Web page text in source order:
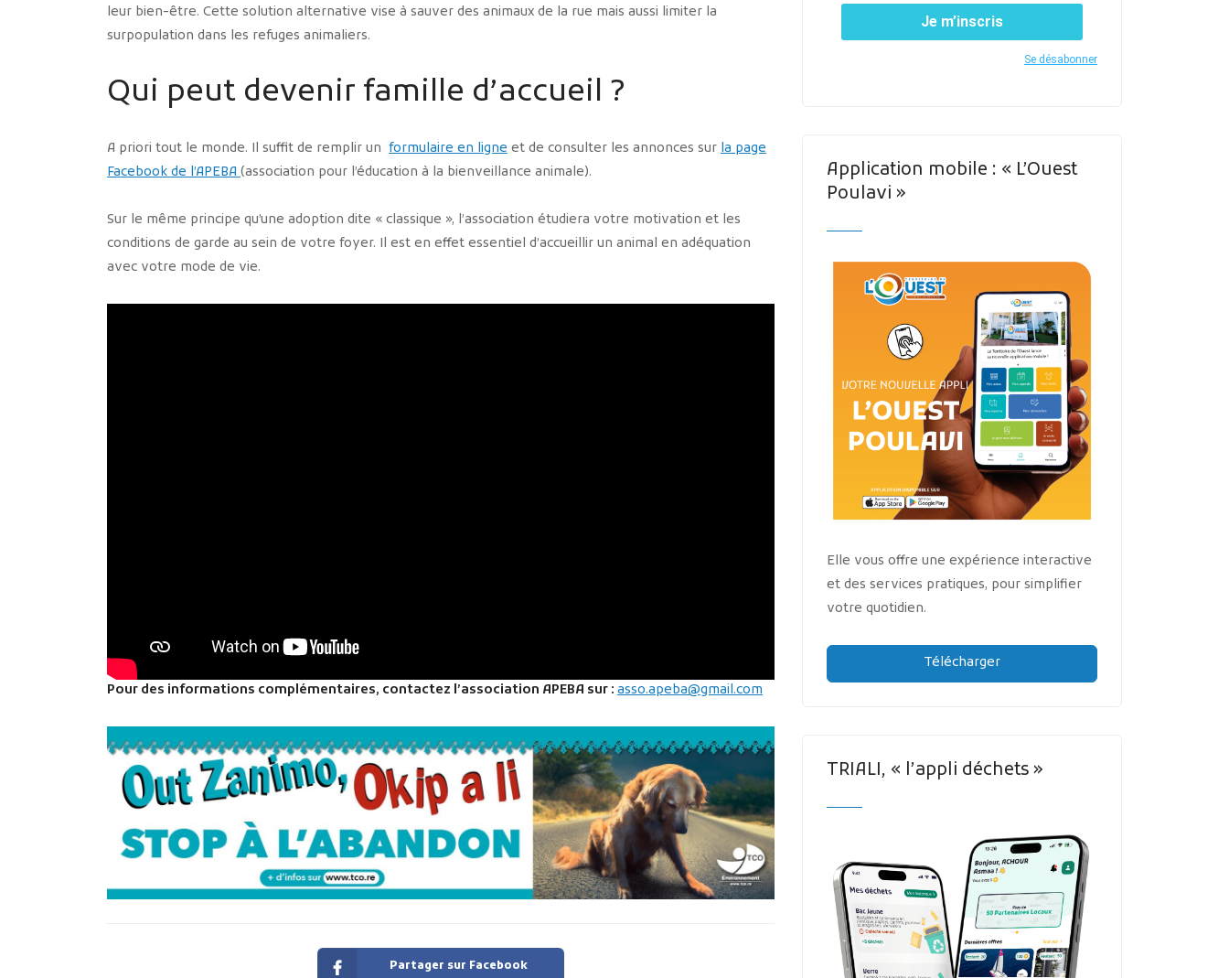
leur bien-être. Cette solution alternative vise à sauver des animaux de la rue mais aussi limiter la
surpopulation dans les refuges animaliers.
Qui peut devenir famille d’accueil ?
A priori tout le monde. Il suffit de remplir un formulaire en ligne et de consulter les annonces sur la page
Facebook de l’APEBA (association pour l’éducation à la bienveillance animale).
Sur le même principe qu’une adoption dite « classique », l’association étudiera votre motivation et les
conditions de garde au sein de votre foyer. Il est en effet essentiel d’accueillir un animal en adéquation
avec votre mode de vie.
Pour des informations complémentaires, contactez l’association APEBA sur : asso.apeba@gmail.com
Partager sur Facebook
Je m’inscris
Se désabonner
Application mobile : « L’Ouest
Poulavi »
Elle vous offre une expérience interactive
et des services pratiques, pour simplifier
votre quotidien.
Télécharger
TRIALI, « l’appli déchets »